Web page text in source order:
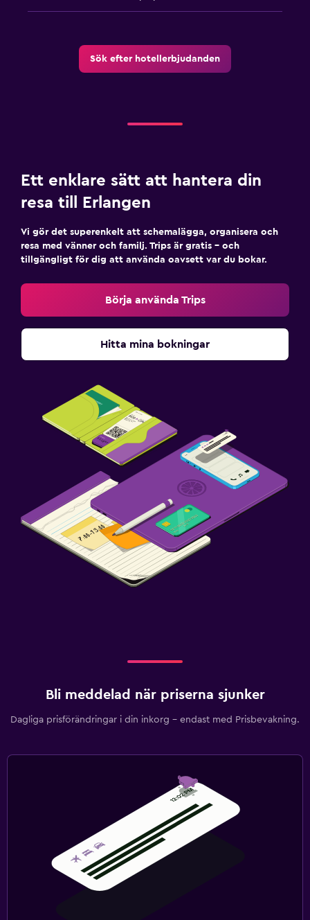
Sök efter hotellerbjudanden
Ett enklare sätt att hantera din
resa till Erlangen
Vi gör det superenkelt att schemalägga, organisera och
resa med vänner och familj. Trips är gratis – och
tillgängligt för dig att använda oavsett var du bokar.
Börja använda Trips
Hitta mina bokningar
Bli meddelad när priserna sjunker
Dagliga prisförändringar i din inkorg – endast med Prisbevakning.